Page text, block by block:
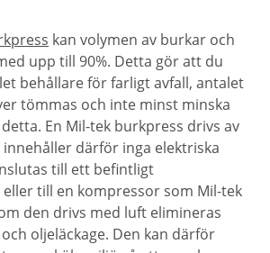
kan volymen av burkar och
upp till 90%. Detta gör att du
behållare för farligt avfall, antalet
tömmas och inte minst minska
En Mil-tek burkpress drivs av
därför inga elektriska
till ett befintligt
till en kompressor som Mil-tek
den drivs med luft elimineras
oljeläckage. Den kan därför